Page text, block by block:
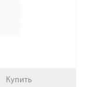
Купить